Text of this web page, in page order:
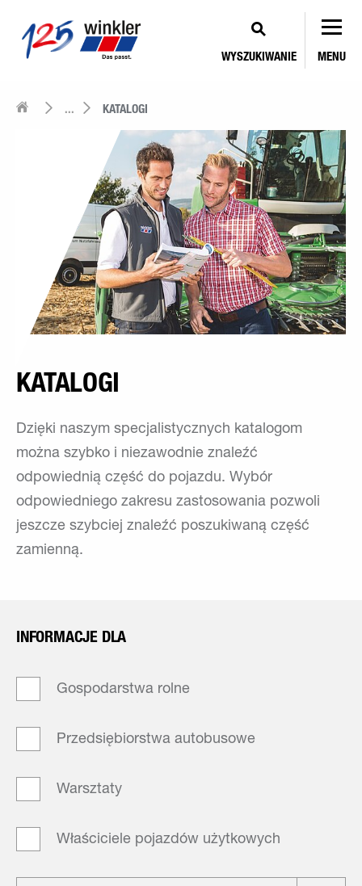
WYSZUKIWANIE MENU
... KATALOGI
KATALOGI
Dzięki naszym specjalistycznych katalogom
można szybko i niezawodnie znaleźć
odpowiednią część do pojazdu. Wybór
odpowiedniego zakresu zastosowania pozwoli
jeszcze szybciej znaleźć poszukiwaną część
zamienną.
INFORMACJE DLA
Gospodarstwa rolne
Przedsiębiorstwa autobusowe
Warsztaty
Właściciele pojazdów użytkowych